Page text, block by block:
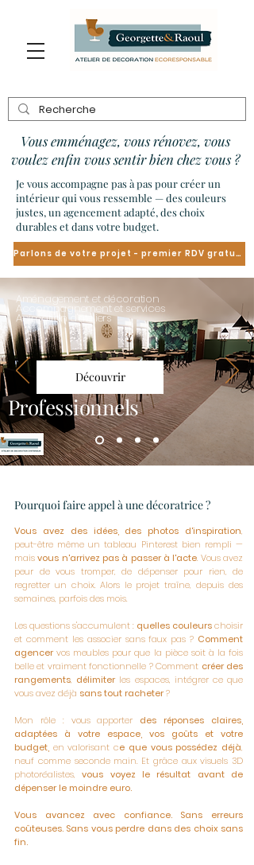
Vous emménagez, vous rénovez, vous
voulez enfin vous sentir bien chez vous ?
Je vous accompagne pas à pas pour créer un
intérieur qui vous ressemble — des couleurs
justes, un agencement adapté, des choix
durables et dans votre budget.
Parlons de votre projet - premier RDV gratuit
Aménagement et décoration
Accompagnement et services
Animation d'ateliers
Découvrir
Professionnels
Pourquoi faire appel à une décoratrice ?
Vous avez des idées, des photos d'inspiration,
peut-être même un tableau Pinterest bien rempli —
maisvous n'arrivez pas à passer à l'acte. Vous avez
peur de vous tromper, de dépenser pour rien, de
regretter un choix. Alors le projet traîne, depuis des
semaines, parfois des mois.
Les questions s'accumulent : quelles couleurschoisir
et comment les associer sans faux pas ? Comment
agencervos meubles pour que la pièce soit à la fois
belle et vraiment fonctionnelle ? Comment créer des
rangements, délimiterles espaces, intégrer ce que
vous avez déjà sans tout racheter?
Mon rôle : vous apporter des réponses claires,
adaptées à votre espace, vos goûts et votre
budget, en valorisant ce que vous possédez déjà,
neuf comme seconde main. Et grâce aux visuels 3D
photoréalistes,vous voyez le résultat avant de
dépenser le moindre euro.
Vous avancez avec confiance. Sans erreurs
coûteuses. Sans vous perdre dans des choix sans
fin.